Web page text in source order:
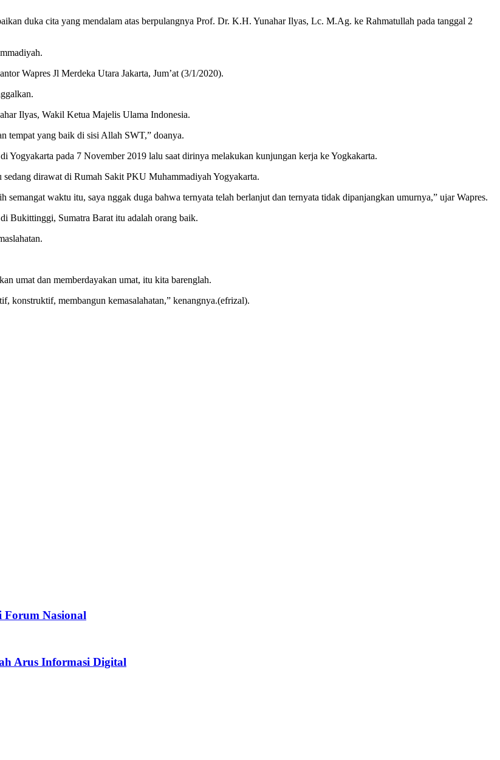
duka cita yang mendalam atas berpulangnya Prof. Dr. K.H. Yunahar Ilyas, Lc. M.Ag. ke Rahmatullah pada tanggal 2
Wapres Jl Merdeka Utara Jakarta, Jum’at (3/1/2020).
Ilyas, Wakil Ketua Majelis Ulama Indonesia.
tempat yang baik di sisi Allah SWT,” doanya.
Yogyakarta pada 7 November 2019 lalu saat dirinya melakukan kunjungan kerja ke Yogkakarta.
dirawat di Rumah Sakit PKU Muhammadiyah Yogyakarta.
waktu itu, saya nggak duga bahwa ternyata telah berlanjut dan ternyata tidak dipanjangkan umurnya,” ujar Wapres.
Bukittinggi, Sumatra Barat itu adalah orang baik.
umat dan memberdayakan umat, itu kita barenglah.
konstruktif, membangun kemasalahatan,” kenangnya.(efrizal).
Nasional
Arus Informasi Digital